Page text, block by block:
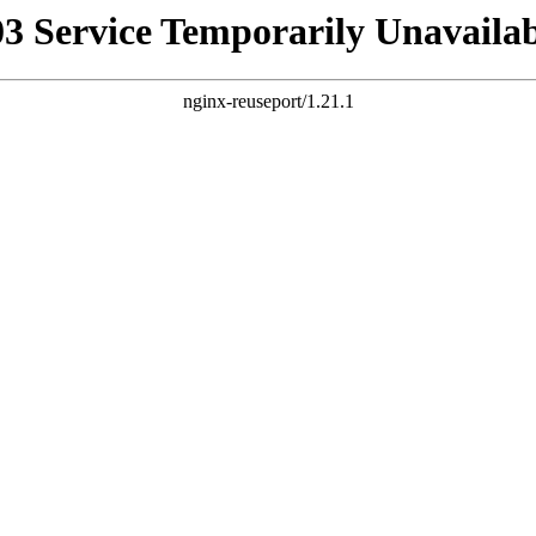
Service Temporarily
nginx-reuseport/1.21.1